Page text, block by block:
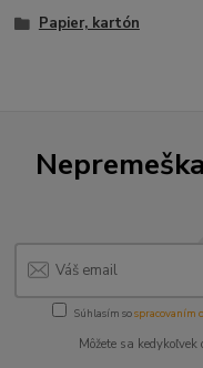
Papier, kartón
Súhlasím sospracovaním
Môžete sa